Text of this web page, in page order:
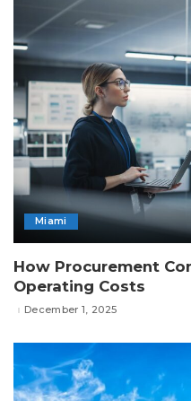
Miami
How Procurement
Operating Costs
December 1, 2025